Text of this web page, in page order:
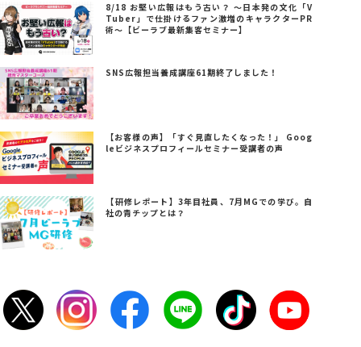
8/18 お堅い広報はもう古い？ ～日本発の文化「V
Tuber」で仕掛けるファン激増のキャラクターPR
術～【ビーラブ最新集客セミナー】
SNS広報担当養成講座61期終了しました！
【お客様の声】「すぐ見直したくなった！」 Goog
leビジネスプロフィールセミナー受講者の声
【研修レポート】3年目社員、7月MGでの学び。自
社の青チップとは？